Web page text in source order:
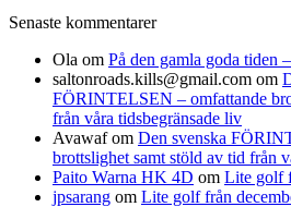
Senaste kommentarer
Ola om På den gamla goda tiden
saltonroads.kills@gmail.com om
FÖRINTELSEN – omfattande
från våra tidsbegränsade liv
Avawafom Den svenska
brottslighet samt stöld av tid från
Paito Warna HK 4D om Lite golf
jpsarang om Lite golf från